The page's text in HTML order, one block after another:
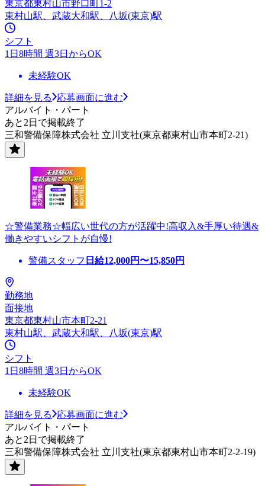
東京都東村山市野口町1-2
東村山駅、武蔵大和駅、八坂(東京)駅
シフト
1日8時間 週3日からOK
未経験OK
詳細を見る
応募画面に進む
アルバイト・パート
あと2日で掲載終了
三和警備保障株式会社 立川支社(東京都東村山市本町2-21)
☆警備業務☆幅広い世代の方が活躍中!高収入&手厚い待遇&
働きやすいシフトが自慢!
警備スタッフ 日給12,000円〜15,850円
勤務地
面接地
東京都東村山市本町2-21
東村山駅、武蔵大和駅、八坂(東京)駅
シフト
1日8時間 週3日からOK
未経験OK
詳細を見る
応募画面に進む
アルバイト・パート
あと2日で掲載終了
三和警備保障株式会社 立川支社(東京都東村山市本町2-2-19)